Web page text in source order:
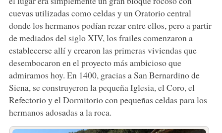
cuevas utilizadas como celdas y un Oratorio central
donde los hermanos podían rezar entre ellos, pero a partir
de mediados del siglo XIV, los frailes comenzaron a
establecerse allí y crearon las primeras viviendas que
desembocaron en el proyecto más ambicioso que
admiramos hoy. En 1400, gracias a San Bernardino de
Siena, se construyeron la pequeña Iglesia, el Coro, el
Refectorio y el Dormitorio con pequeñas celdas para los
hermanos adosadas a la roca.